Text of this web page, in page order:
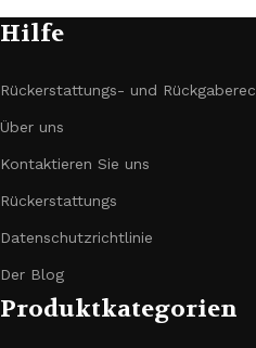
Hilfe
Rückerstattungs- und
Über uns
Kontaktieren Sie uns
Rückerstattungs
Datenschutzrichtlinie
Der Blog
Produktkategorien